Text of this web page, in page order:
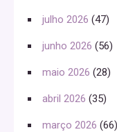
julho 2026 (47)
junho 2026 (56)
maio 2026 (28)
abril 2026 (35)
março 2026 (66)